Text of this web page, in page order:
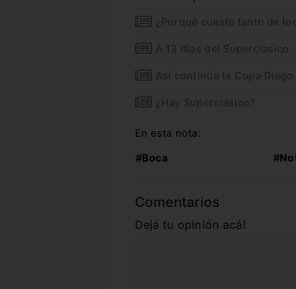
¿Porqué cuesta tanto de
A 13 días del
Así continúa la Copa Diego
¿Hay Superclásico?
En esta nota:
#Boca
Comentarios
Dejá tu opinión acá!